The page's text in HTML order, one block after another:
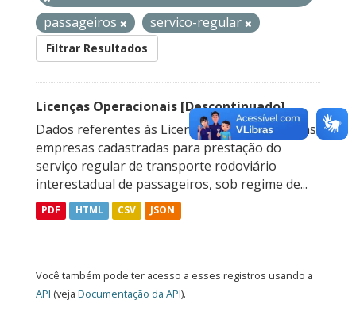
passageiros servico-regular
Filtrar Resultados
Licenças Operacionais [Descontinuado]
Dados referentes às Licenças Operacionais das
empresas cadastradas para prestação do
serviço regular de transporte rodoviário
interestadual de passageiros, sob regime de...
PDF HTML CSV JSON
Você também pode ter acesso a esses registros usando a
API (veja Documentação da API).